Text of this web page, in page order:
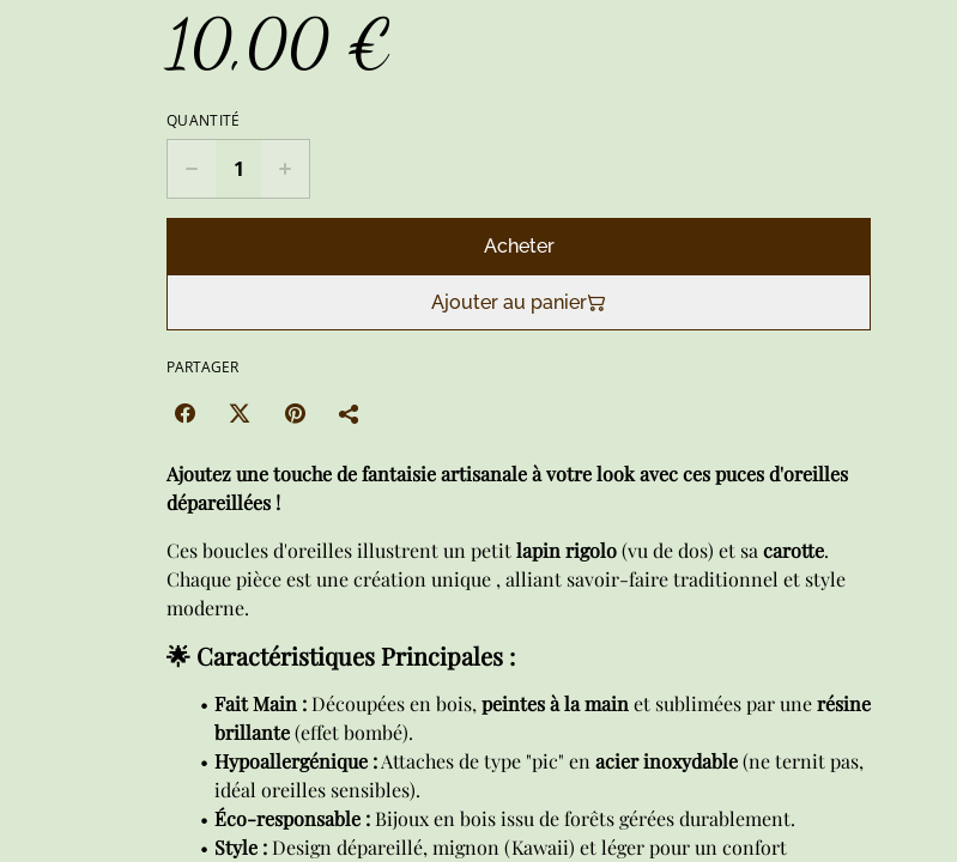
10,00 €
QUANTITÉ
Acheter
Ajouter au panier
PARTAGER
Ajoutez une touche de fantaisie artisanale à votre look avec ces puces d'oreilles
dépareillées !
Ces boucles d'oreilles illustrent un petitlapin rigolo(vu de dos) et sa carotte.
Chaque pièce est une création unique , alliant savoir-faire traditionnel et style
moderne.
🌟 Caractéristiques Principales :
Fait Main :Découpées en bois, peintes à la main et sublimées par unerésine
brillante(effet bombé).
Hypoallergénique :Attaches de type "pic" en acier inoxydable(ne ternit pas,
idéal oreilles sensibles).
Éco-responsable :Bijoux en bois issu de forêts gérées durablement.
Style :Design dépareillé, mignon (Kawaii) et léger pour un confort